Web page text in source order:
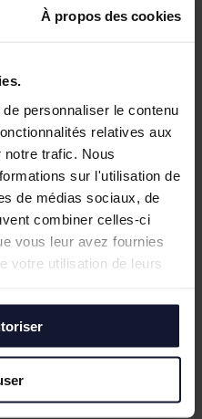
À propos des cookies
personnaliser le contenu
relatives aux
trafic. Nous
sur l'utilisation de
de médias sociaux, de
combiner celles-ci
vous leur avez fournies
votre utilisation de leurs